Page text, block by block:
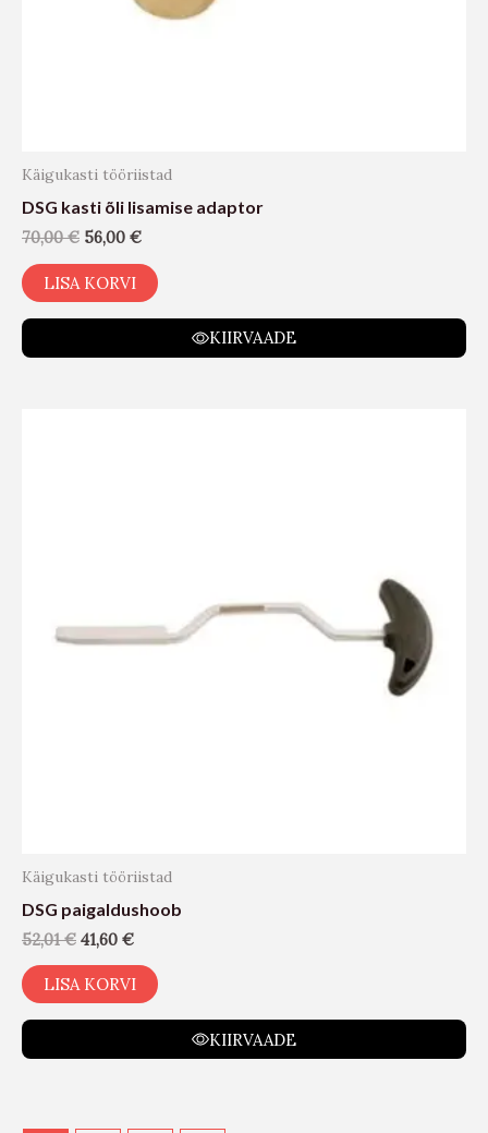
Käigukasti tööriistad
DSG kasti õli lisamise adaptor
70,00€ 56,00 €
LISA KORVI
KIIRVAADE
Käigukasti tööriistad
DSG paigaldushoob
52,01€ 41,60 €
LISA KORVI
KIIRVAADE